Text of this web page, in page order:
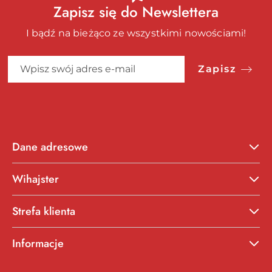
Zapisz się do Newslettera
I bądź na bieżąco ze wszystkimi nowościami!
Zapisz
Dane adresowe
Wihajster
Strefa klienta
Informacje